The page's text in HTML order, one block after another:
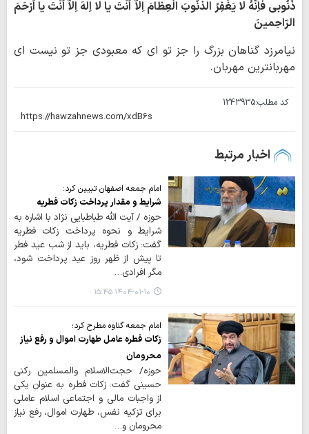
ذُنُوبی فَاِنَّهُ لا یَغْفِرُ الذُّنُوبَ الْعِظامَ اِلاّ اَنْتَ یا لا اِلهَ اِلاّ اَنْتَ یا اَرْحَمَ
الرّاحِمینَ
نیامرزد گناهان بزرگ را جز تو ای که معبودی جز تو نیست ای
مهربانترین مهربان.
کد مطلب:1243935
اخبار مرتبط
امام جمعه اصفهان تبیین کرد:
شرایط و مقدار پرداخت زکات فطریه
حوزه / آیت الله طباطبایی نژاد با اشاره به
شرایط و نحوه پرداخت زکات فطریه
گفت: زکات فطریه، باید از شب عید فطر
تا پیش از ظهر روز عید پرداخت شود،
مگر افرادی…
۱۴۰۴-۰۱-۱۰ ۱۵:۴۵
امام جمعه گناوه مطرح کرد؛
زکات فطره عامل طهارت اموال و رفع نیاز
محرومان
حوزه/ حجت‌الاسلام والمسلمین رکنی
حسینی گفت: زکات فطره به عنوان یکی
از واجبات مالی و اجتماعی اسلام عاملی
برای تزکیه نفس، طهارت اموال، رفع نیاز
محرومان و…